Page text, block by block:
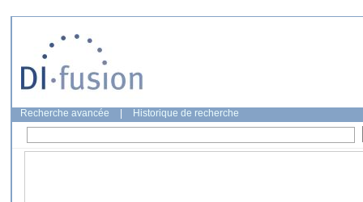
Recherche avancée Historique de recherche